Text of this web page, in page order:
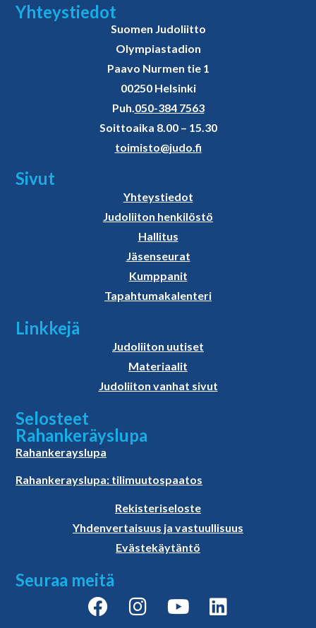
Yhteystiedot
Suomen Judoliitto
Olympiastadion
Paavo Nurmen tie 1
00250 Helsinki
Puh.050-384 7563
Soittoaika 8.00 – 15.30
toimisto@judo.fi
Sivut
Yhteystiedot
Judoliiton henkilöstö
Hallitus
Jäsenseurat
Kumppanit
Tapahtumakalenteri
Linkkejä
Judoliiton uutiset
Materiaalit
Judoliiton vanhat sivut
Selosteet
Rahankeräyslupa
Rahankerayslupa
Rahankerayslupa: tilimuutospaatos
Rekisteriseloste
Yhdenvertaisuus ja vastuullisuus
Evästekäytäntö
Seuraa meitä